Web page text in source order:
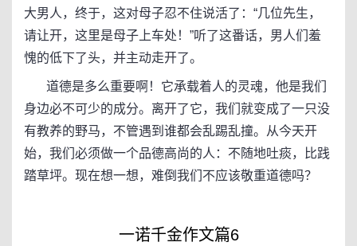
大男人，终于，这对母子忍不住说活了：“几位先生，
请让开，这里是母子上车处！”听了这番话，男人们羞
愧的低下了头，并主动走开了。
道德是多么重要啊！它承载着人的灵魂，他是我们
身边必不可少的成分。离开了它，我们就变成了一只没
有教养的野马，不管遇到谁都会乱踢乱撞。从今天开
始，我们必须做一个品德高尚的人：不随地吐痰，比践
踏草坪。现在想一想，难倒我们不应该敬重道德吗？
一诺千金作文篇6